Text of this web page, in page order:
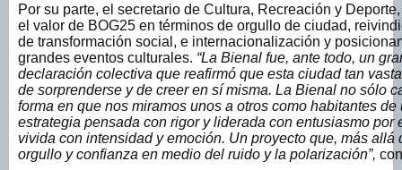
Por su parte, el secretario de Cultura, Recreación y
el valor de BOG25 en términos de orgullo de ciudad,
de transformación social, e internacionalización y
grandes eventos culturales. “La Bienal fue, ante todo, un
declaración colectiva que reafirmó que esta ciudad tan
de sorprenderse y de creer en sí misma. La Bienal no sólo
forma en que nos miramos unos a otros como habitantes
estrategia pensada con rigor y liderada con entusiasmo
vivida con intensidad y emoción. Un proyecto que, más allá
orgullo y confianza en medio del ruido y la polarización”,